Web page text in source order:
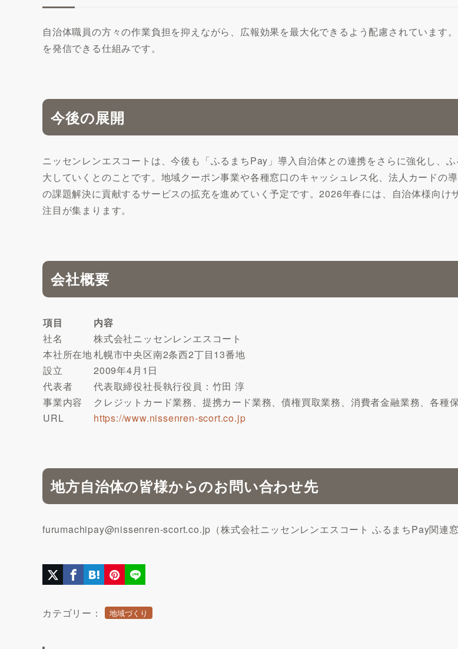
自治体職員の方々の作業負担を抑えながら、広報効果を最大化できるよう配慮されています
を発信できる仕組みです。
今後の展開
ニッセンレンエスコートは、今後も「ふるまちPay」導入自治体との連携をさらに強化し、
大していくとのことです。地域クーポン事業や各種窓口のキャッシュレス化、法人カードの
の課題解決に貢献するサービスの拡充を進めていく予定です。2026年春には、自治体様向
注目が集まります。
会社概要
項目
内容
社名
株式会社ニッセンレンエスコート
本社所在地札幌市中央区南2条西2丁目13番地
設立
2009年4月1日
代表者
代表取締役社長執行役員：竹田 淳
事業内容
クレジットカード業務、提携カード業務、債権買取業務、消費者金融業務、各種
URL
https://www.nissenren-scort.co.jp
地方自治体の皆様からのお問い合わせ先
furumachipay@nissenren-scort.co.jp（株式会社ニッセンレンエスコート ふるまちPay関連窓
カテゴリー： 地域づくり